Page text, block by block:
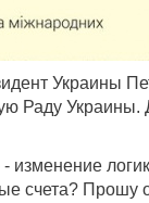
Украины
Раду Украины.
изменение
счета? Прошу